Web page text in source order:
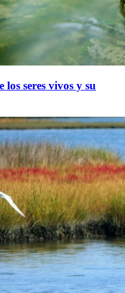
los seres vivos y su